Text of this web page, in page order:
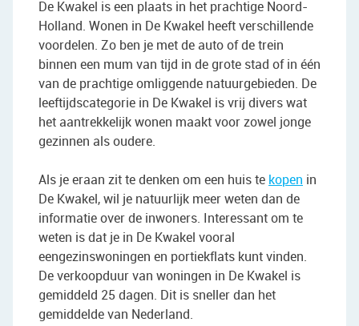
De Kwakel is een plaats in het prachtige Noord-
Holland. Wonen in De Kwakel heeft verschillende
voordelen. Zo ben je met de auto of de trein
binnen een mum van tijd in de grote stad of in één
van de prachtige omliggende natuurgebieden. De
leeftijdscategorie in De Kwakel is vrij divers wat
het aantrekkelijk wonen maakt voor zowel jonge
gezinnen als oudere.
Als je eraan zit te denken om een huis te kopen in
De Kwakel, wil je natuurlijk meer weten dan de
informatie over de inwoners. Interessant om te
weten is dat je in De Kwakel vooral
eengezinswoningen en portiekflats kunt vinden.
De verkoopduur van woningen in De Kwakel is
gemiddeld 25 dagen. Dit is sneller dan het
gemiddelde van Nederland.